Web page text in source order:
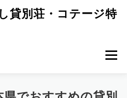
貸別荘・コテージ特
メニュー